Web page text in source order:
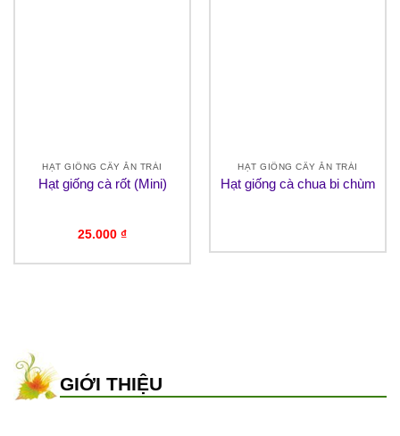
HẠT GIỐNG CÂY ĂN TRÁI
Hạt giống cà rốt (Mini)
25.000 ₫
HẠT GIỐNG CÂY ĂN TRÁI
Hạt giống cà chua bi chùm
GIỚI THIỆU